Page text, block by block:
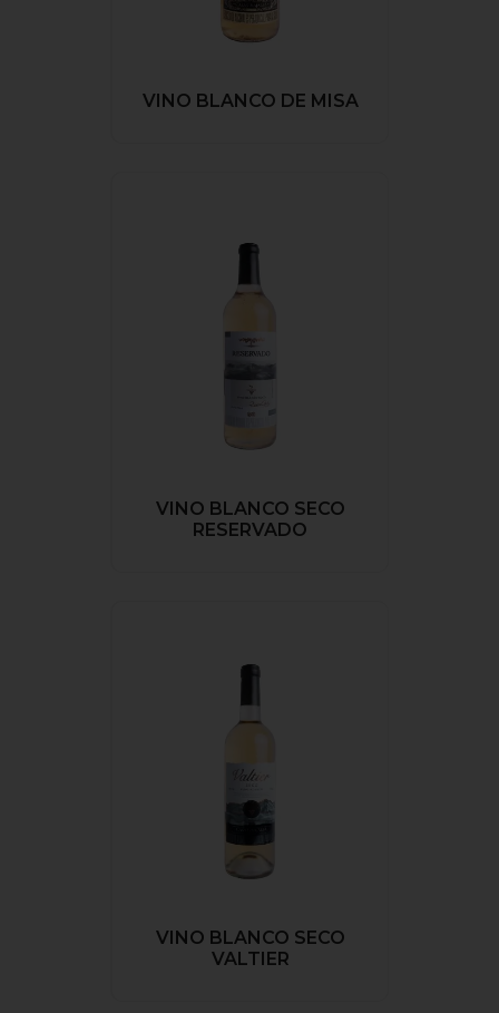
VINO BLANCO DE MISA
VINO BLANCO SECO
RESERVADO
VINO BLANCO SECO
VALTIER